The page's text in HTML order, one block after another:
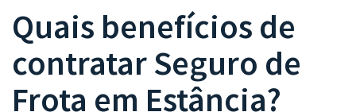
Quais benefícios de
contratarSeguro de
Frota em Estância?